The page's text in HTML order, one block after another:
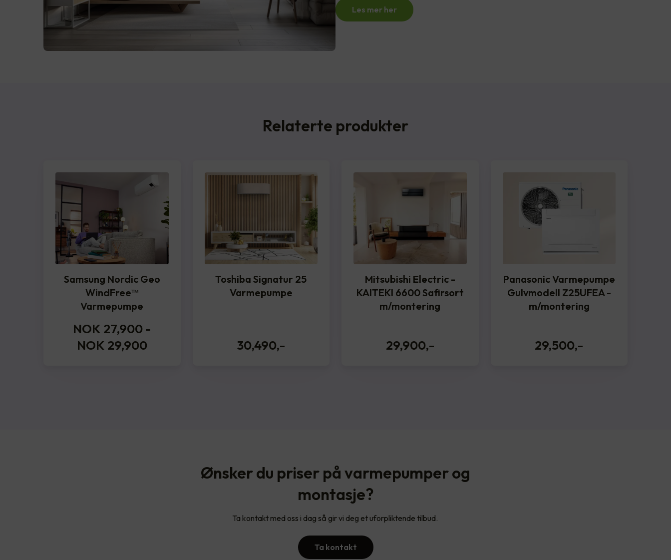
Les mer her
Relaterte produkter
Samsung Nordic Geo
WindFree™️
Varmepumpe
NOK 27,900 -
NOK 29,900
Toshiba Signatur 25
Varmepumpe
30,490,-
Mitsubishi Electric -
KAITEKI 6600 Safirsort
m/montering
29,900,-
Panasonic Varmepumpe
Gulvmodell Z25UFEA -
m/montering
29,500,-
Ønsker du priser på varmepumper og
montasje?
Ta kontakt med oss i dag så gir vi deg et uforpliktende tilbud.
Ta kontakt